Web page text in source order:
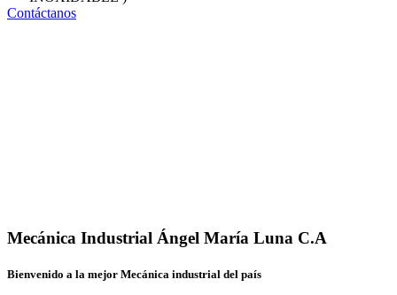
Contáctanos
Mecánica Industrial Ángel María Luna C.A
Bienvenido a la mejor Mecánica industrial del país